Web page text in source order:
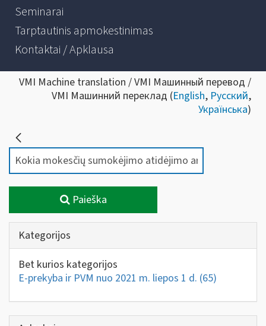
Seminarai
Tarptautinis apmokestinimas
Kontaktai / Apklausa
VMI Machine translation / VMI Машинный перевод /
VMI Машинний переклад (English, Русский,
Українська)
Paieška
Kategorijos
Bet kurios kategorijos
E-prekyba ir PVM nuo 2021 m. liepos 1 d. (65)